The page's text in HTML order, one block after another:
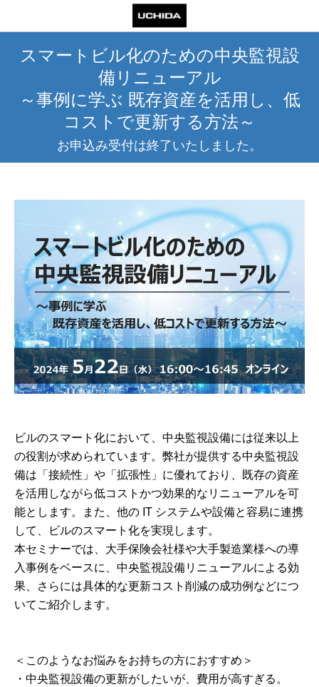
スマートビル化のための中央監視設
備リニューアル
～事例に学ぶ 既存資産を活用し、低
コストで更新する方法～
お申込み受付は終了いたしました。
ビルのスマート化において、中央監視設備には従来以上
の役割が求められています。弊社が提供する中央監視設
備は「接続性」や「拡張性」に優れており、既存の資産
を活用しながら低コストかつ効果的なリニューアルを可
能とします。また、他の IT システムや設備と容易に連携
して、ビルのスマート化を実現します。
本セミナーでは、大手保険会社様や大手製造業様への導
入事例をベースに、中央監視設備リニューアルによる効
果、さらには具体的な更新コスト削減の成功例などにつ
いてご紹介します。
＜このようなお悩みをお持ちの方におすすめ＞
・中央監視設備の更新がしたいが、費用が高すぎる。